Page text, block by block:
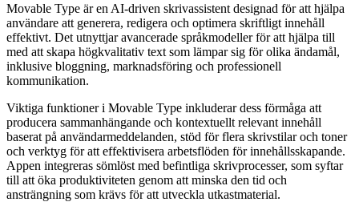
Movable Type är en AI-driven skrivassistent designad för att hjälpa
användare att generera, redigera och optimera skriftligt innehåll
effektivt. Det utnyttjar avancerade språkmodeller för att hjälpa till
med att skapa högkvalitativ text som lämpar sig för olika ändamål,
inklusive bloggning, marknadsföring och professionell
kommunikation.
Viktiga funktioner i Movable Type inkluderar dess förmåga att
producera sammanhängande och kontextuellt relevant innehåll
baserat på användarmeddelanden, stöd för flera skrivstilar och toner
och verktyg för att effektivisera arbetsflöden för innehållsskapande.
Appen integreras sömlöst med befintliga skrivprocesser, som syftar
till att öka produktiviteten genom att minska den tid och
ansträngning som krävs för att utveckla utkastmaterial.